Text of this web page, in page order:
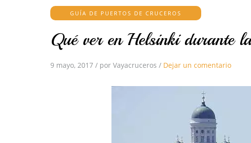
GUÍA DE PUERTOS DE CRUCEROS
Qué ver en Helsinki durante
9 mayo, 2017 / por Vayacruceros / Dejar un comentario